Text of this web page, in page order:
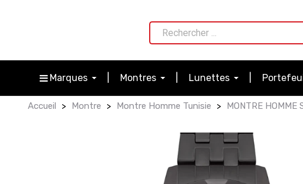
Marques Montres Lunettes
Accueil Montre Montre Homme Tunisie MONTRE HOMME